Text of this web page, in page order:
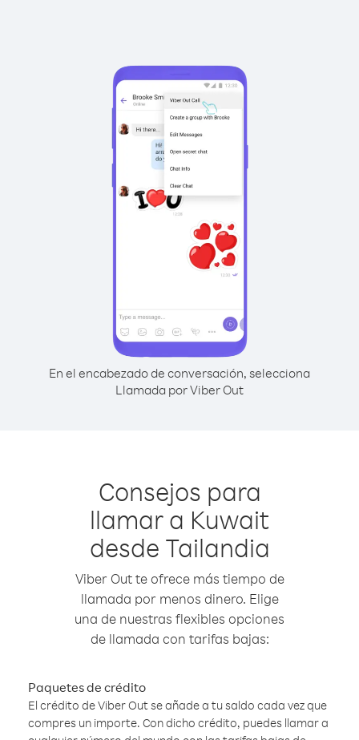
En el encabezado de conversación, selecciona
Llamada por Viber Out
Consejos para
llamar a Kuwait
desde Tailandia
Viber Out te ofrece más tiempo de
llamada por menos dinero. Elige
una de nuestras flexibles opciones
de llamada con tarifas bajas:
Paquetes de crédito
El crédito de Viber Out se añade a tu saldo cada vez que
compres un importe. Con dicho crédito, puedes llamar a